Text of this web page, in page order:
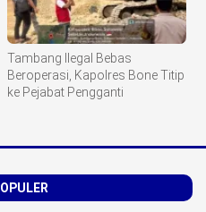
Tambang Ilegal Bebas
Beroperasi, Kapolres Bone Titip
ke Pejabat Pengganti